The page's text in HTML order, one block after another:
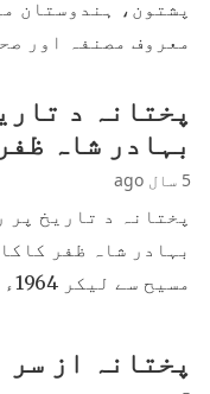
پشتون، ہندوستان
معروف مصنفہ اور
پختانہ د
بہادر شاہ
5 سال ago
پختانہ د تاریخ پر
مسیح سے لیکر 1964ء تک پشتونو کی…
پختانہ از سر